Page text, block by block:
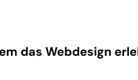
das Webdesign